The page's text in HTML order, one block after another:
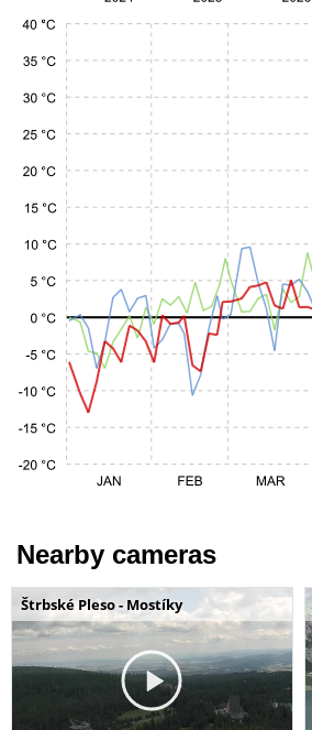
Nearby cameras
Štrbské Pleso - Mostíky